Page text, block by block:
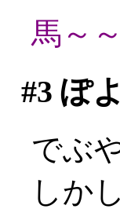
馬～
#3 ぽ
でぶ
しか